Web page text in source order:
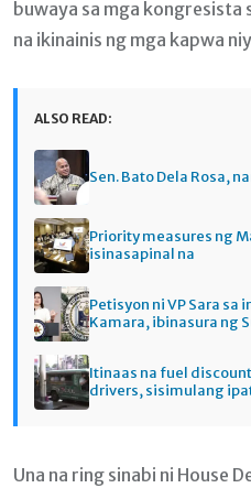
buwaya sa mga kongresista
na ikinainis ng mga kapwa
ALSO READ:
Sen. Bato Dela Rosa,
Priority measures ng
isinasapinal na
Petisyon ni VP Sara
Kamara, ibinasura ng
Itinaas na fuel
drivers, sisimulang
Una na ring sinabi ni House